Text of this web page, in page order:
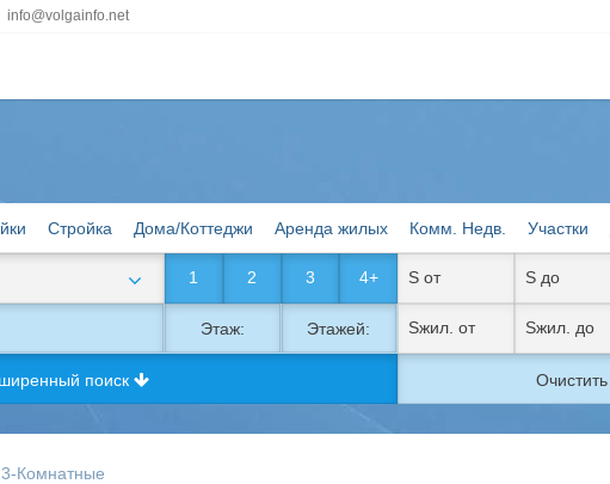
info@volgainfo.net
Стройка Дома/Коттеджи Аренда жилых Комм. Недв. Участки
1 2 3 4+
Этаж: Этажей:
поиск Очистить
3-Комнатные